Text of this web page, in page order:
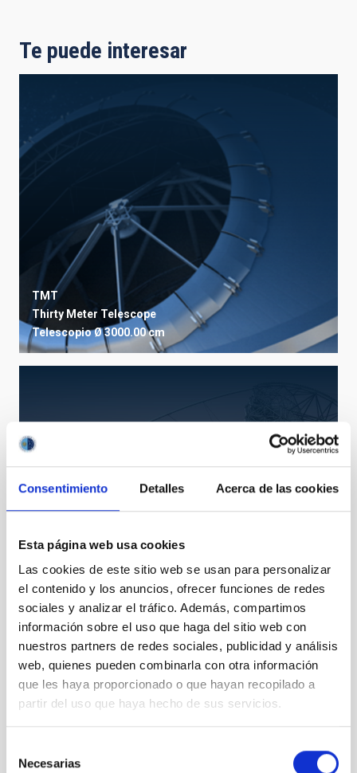
Consentimiento Detalles Acerca de las cookies
Esta página web usa cookies
Las cookies de este sitio web se usan para personalizar
el contenido y los anuncios, ofrecer funciones de redes
sociales y analizar el tráfico. Además, compartimos
información sobre el uso que haga del sitio web con
nuestros partners de redes sociales, publicidad y análisis
web, quienes pueden combinarla con otra información
que les haya proporcionado o que hayan recopilado a
partir del uso que haya hecho de sus servicios.
Necesarias
Te puede interesar
TMT
Thirty Meter Telescope
TelescopioØ 3000.00 cm
LST
Large-Sized Telescope
TelescopioImagen NocturnoØ 2300.00 cm